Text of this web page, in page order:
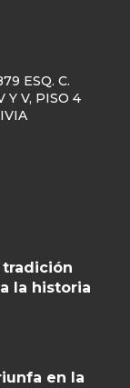
ESQ. C.
Y V, PISO 4
tradición
la historia
en la